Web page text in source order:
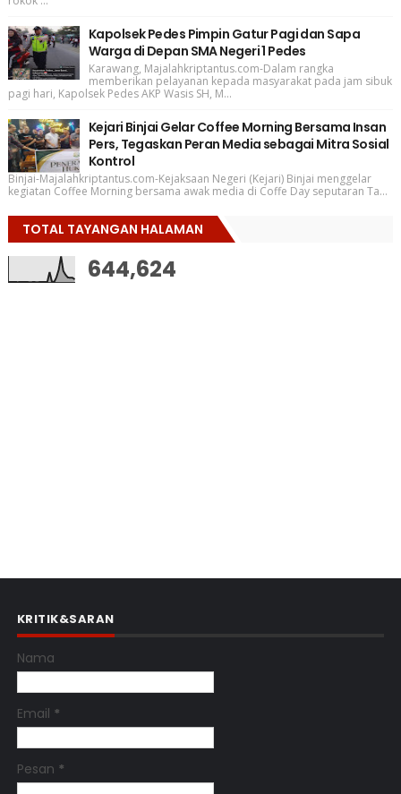
Kapolsek Pedes Pimpin Gatur Pagi dan Sapa
Warga di Depan SMA Negeri 1 Pedes
Karawang, Majalahkriptantus.com-Dalam rangka
memberikan pelayanan kepada masyarakat pada jam sibuk
pagi hari, Kapolsek Pedes AKP Wasis SH, M...
Kejari Binjai Gelar Coffee Morning Bersama Insan
Pers, Tegaskan Peran Media sebagai Mitra Sosial
Kontrol
Binjai-Majalahkriptantus.com-Kejaksaan Negeri (Kejari) Binjai menggelar
kegiatan Coffee Morning bersama awak media di Coffe Day seputaran Ta...
TOTAL TAYANGAN HALAMAN
644,624
KRITIK&SARAN
Nama
Email *
Pesan *